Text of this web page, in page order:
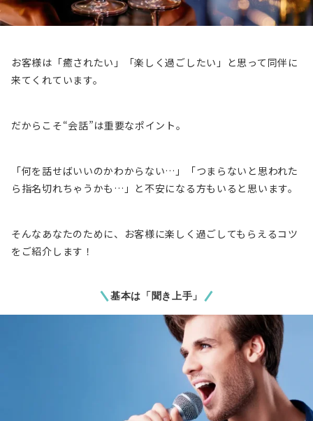
お客様は「癒されたい」「楽しく過ごしたい」と思って同伴に
来てくれています。
だからこそ“会話”は重要なポイント。
「何を話せばいいのかわからない…」「つまらないと思われた
ら指名切れちゃうかも…」と不安になる方もいると思います。
そんなあなたのために、お客様に楽しく過ごしてもらえるコツ
をご紹介します！
基本は「聞き上手」